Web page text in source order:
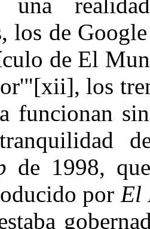
los de
de El
los
funcionan
de 1998,
por El